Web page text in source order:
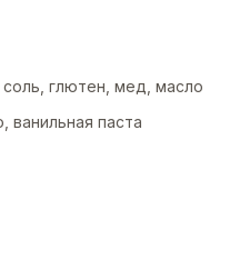
глютен, мед, масло
ванильная паста